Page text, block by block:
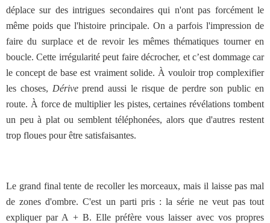
déplace sur des intrigues secondaires qui n'ont pas forcément le
même poids que l'histoire principale. On a parfois l'impression de
faire du surplace et de revoir les mêmes thématiques tourner en
boucle. Cette irrégularité peut faire décrocher, et c’est dommage car
le concept de base est vraiment solide. À vouloir trop complexifier
les choses, Dériveprend aussi le risque de perdre son public en
route. À force de multiplier les pistes, certaines révélations tombent
un peu à plat ou semblent téléphonées, alors que d'autres restent
trop floues pour être satisfaisantes.
Le grand final tente de recoller les morceaux, mais il laisse pas mal
de zones d'ombre. C'est un parti pris : la série ne veut pas tout
expliquer par A + B. Elle préfère vous laisser avec vos propres